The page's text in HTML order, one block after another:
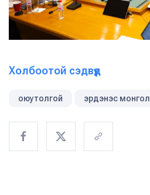
Холбоотой сэдвүүд
оюутолгой эрдэнэс монгол